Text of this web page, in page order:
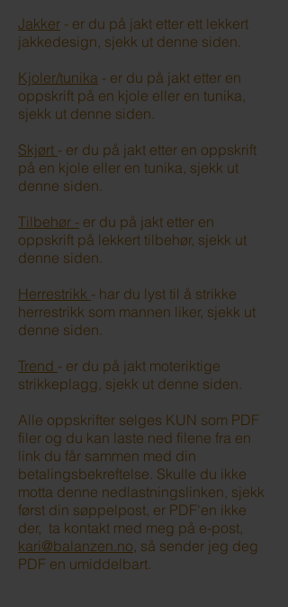
Jakker - er du på jakt etter ett lekkert
jakkedesign, sjekk ut denne siden.
Kjoler/tunika - er du på jakt etter en
oppskrift på en kjole eller en tunika,
sjekk ut denne siden.
Skjørt - er du på jakt etter en oppskrift
på en kjole eller en tunika, sjekk ut
denne siden.
Tilbehør​ - er du på jakt etter en
oppskrift på lekkert tilbehør, sjekk ut
denne siden.
Herrestrikk - har du lyst til å strikke
herrestrikk som mannen liker, sjekk ut
denne siden.
Trend - er du på jakt moteriktige
strikkeplagg, sjekk ut denne siden.
Alle oppskrifter selges KUN som PDF
filer og du kan laste ned filene fra en
link du får sammen med din
betalingsbekreftelse. Skulle du ikke
motta denne nedlastningslinken, sjekk
først din søppelpost, er PDF'en ikke
der, ta kontakt med meg på e-post,
kari@balanzen.no , så sender jeg deg
PDF en umiddelbart.